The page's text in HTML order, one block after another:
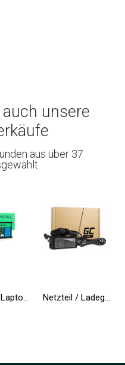
unsere
aus über 37
Green Cell Laptop Akku WDX0R WDXOR für Dell Inspiron 13 5368 5378 5379 14 5482 15 5565 5567 5568 5570 5578 5579 7560 17 5770 Netzteil / Ladegerät Green Cell PRO 19V 3.95A 75W für Toshiba Satellite C55 C660 C850 C855 C870 L650 L650D L655 L750 L750D L755